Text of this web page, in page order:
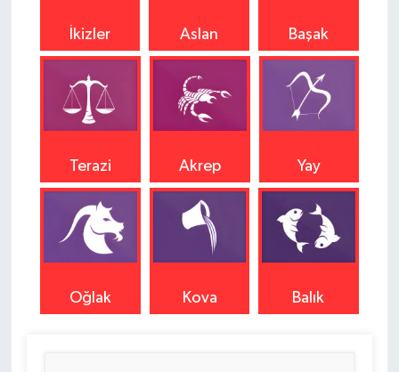
İkizler Aslan Başak
Terazi Akrep Yay
Oğlak Kova Balık